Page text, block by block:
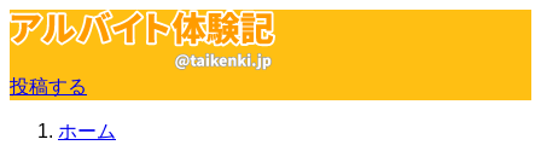
投稿する
ホーム